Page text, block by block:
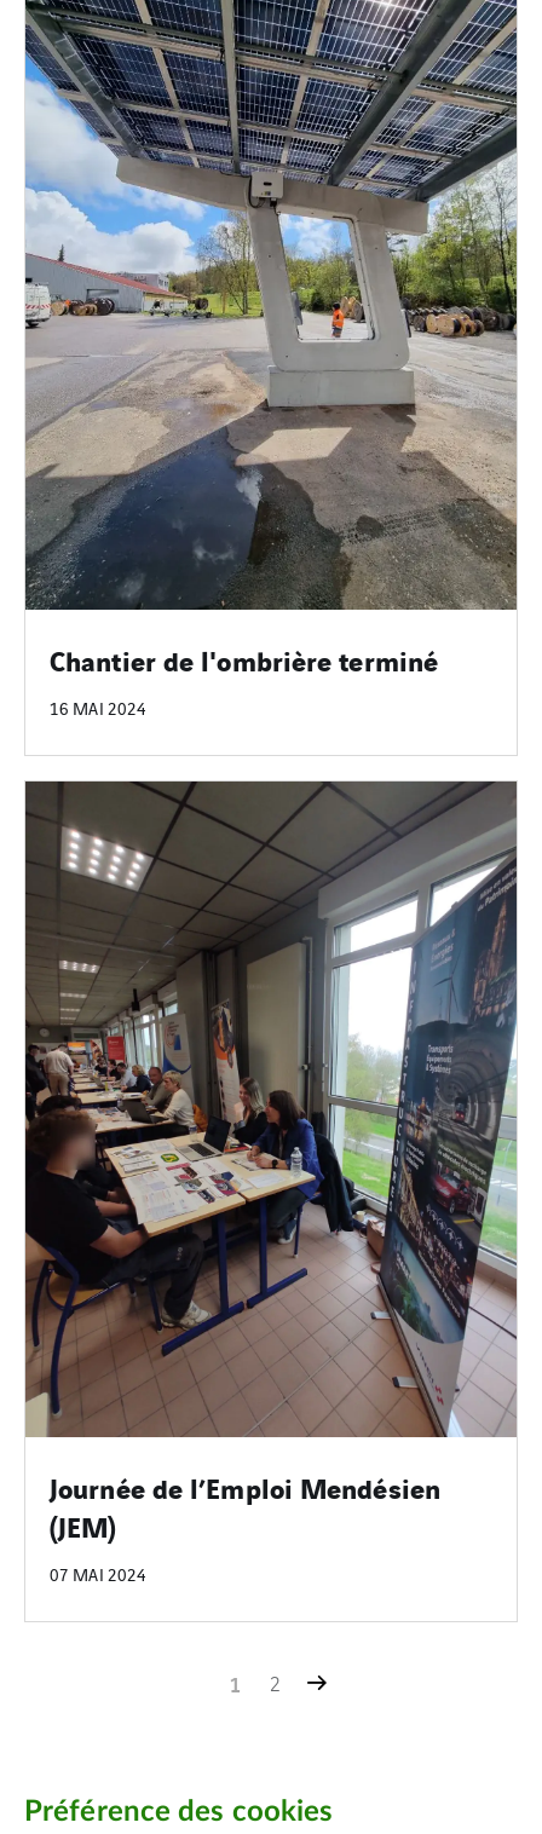
Chantier de l'ombrière terminé
16 MAI 2024
Journée de l’Emploi Mendésien
(JEM)
07 MAI 2024
1 2
Préférence des cookies